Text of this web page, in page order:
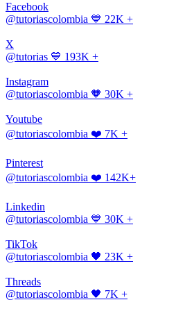
Facebook
@tutoriascolombia 💙 22K +
X
@tutorias 💙 193K +
Instagram
@tutoriascolombia 🧡 30K +
Youtube
@tutoriascolombia ❤️ 7K +
Pinterest
@tutoriascolombia ❤️ 142K+
Linkedin
@tutoriascolombia 💙 30K +
TikTok
@tutoriascolombia 🖤 23K +
Threads
@tutoriascolombia 🖤 7K +